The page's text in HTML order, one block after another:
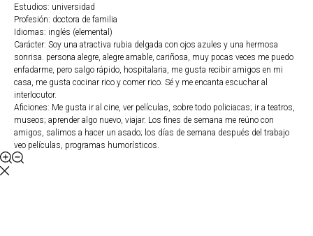
Estudios: universidad
Profesión: doctora de familia
Idiomas: inglés (elemental)
Carácter: Soy una atractiva rubia delgada con ojos azules y una hermosa
sonrisa. persona alegre, alegre amable, cariñosa, muy pocas veces me puedo
enfadarme, pero salgo rápido, hospitalaria, me gusta recibir amigos en mi
casa, me gusta cocinar rico y comer rico. Sé y me encanta escuchar al
interlocutor.
Aficiones: Me gusta ir al cine, ver películas, sobre todo policiacas; ir a teatros,
museos; aprender algo nuevo, viajar. Los fines de semana me reúno con
amigos, salimos a hacer un asado; los días de semana después del trabajo
veo películas, programas humorísticos.